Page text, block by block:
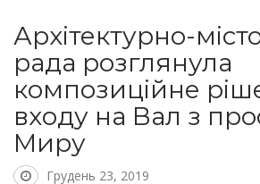
Архітектурно-
рада розглянула
композиційне
входу на Вал з
Миру
Грудень 23, 2019